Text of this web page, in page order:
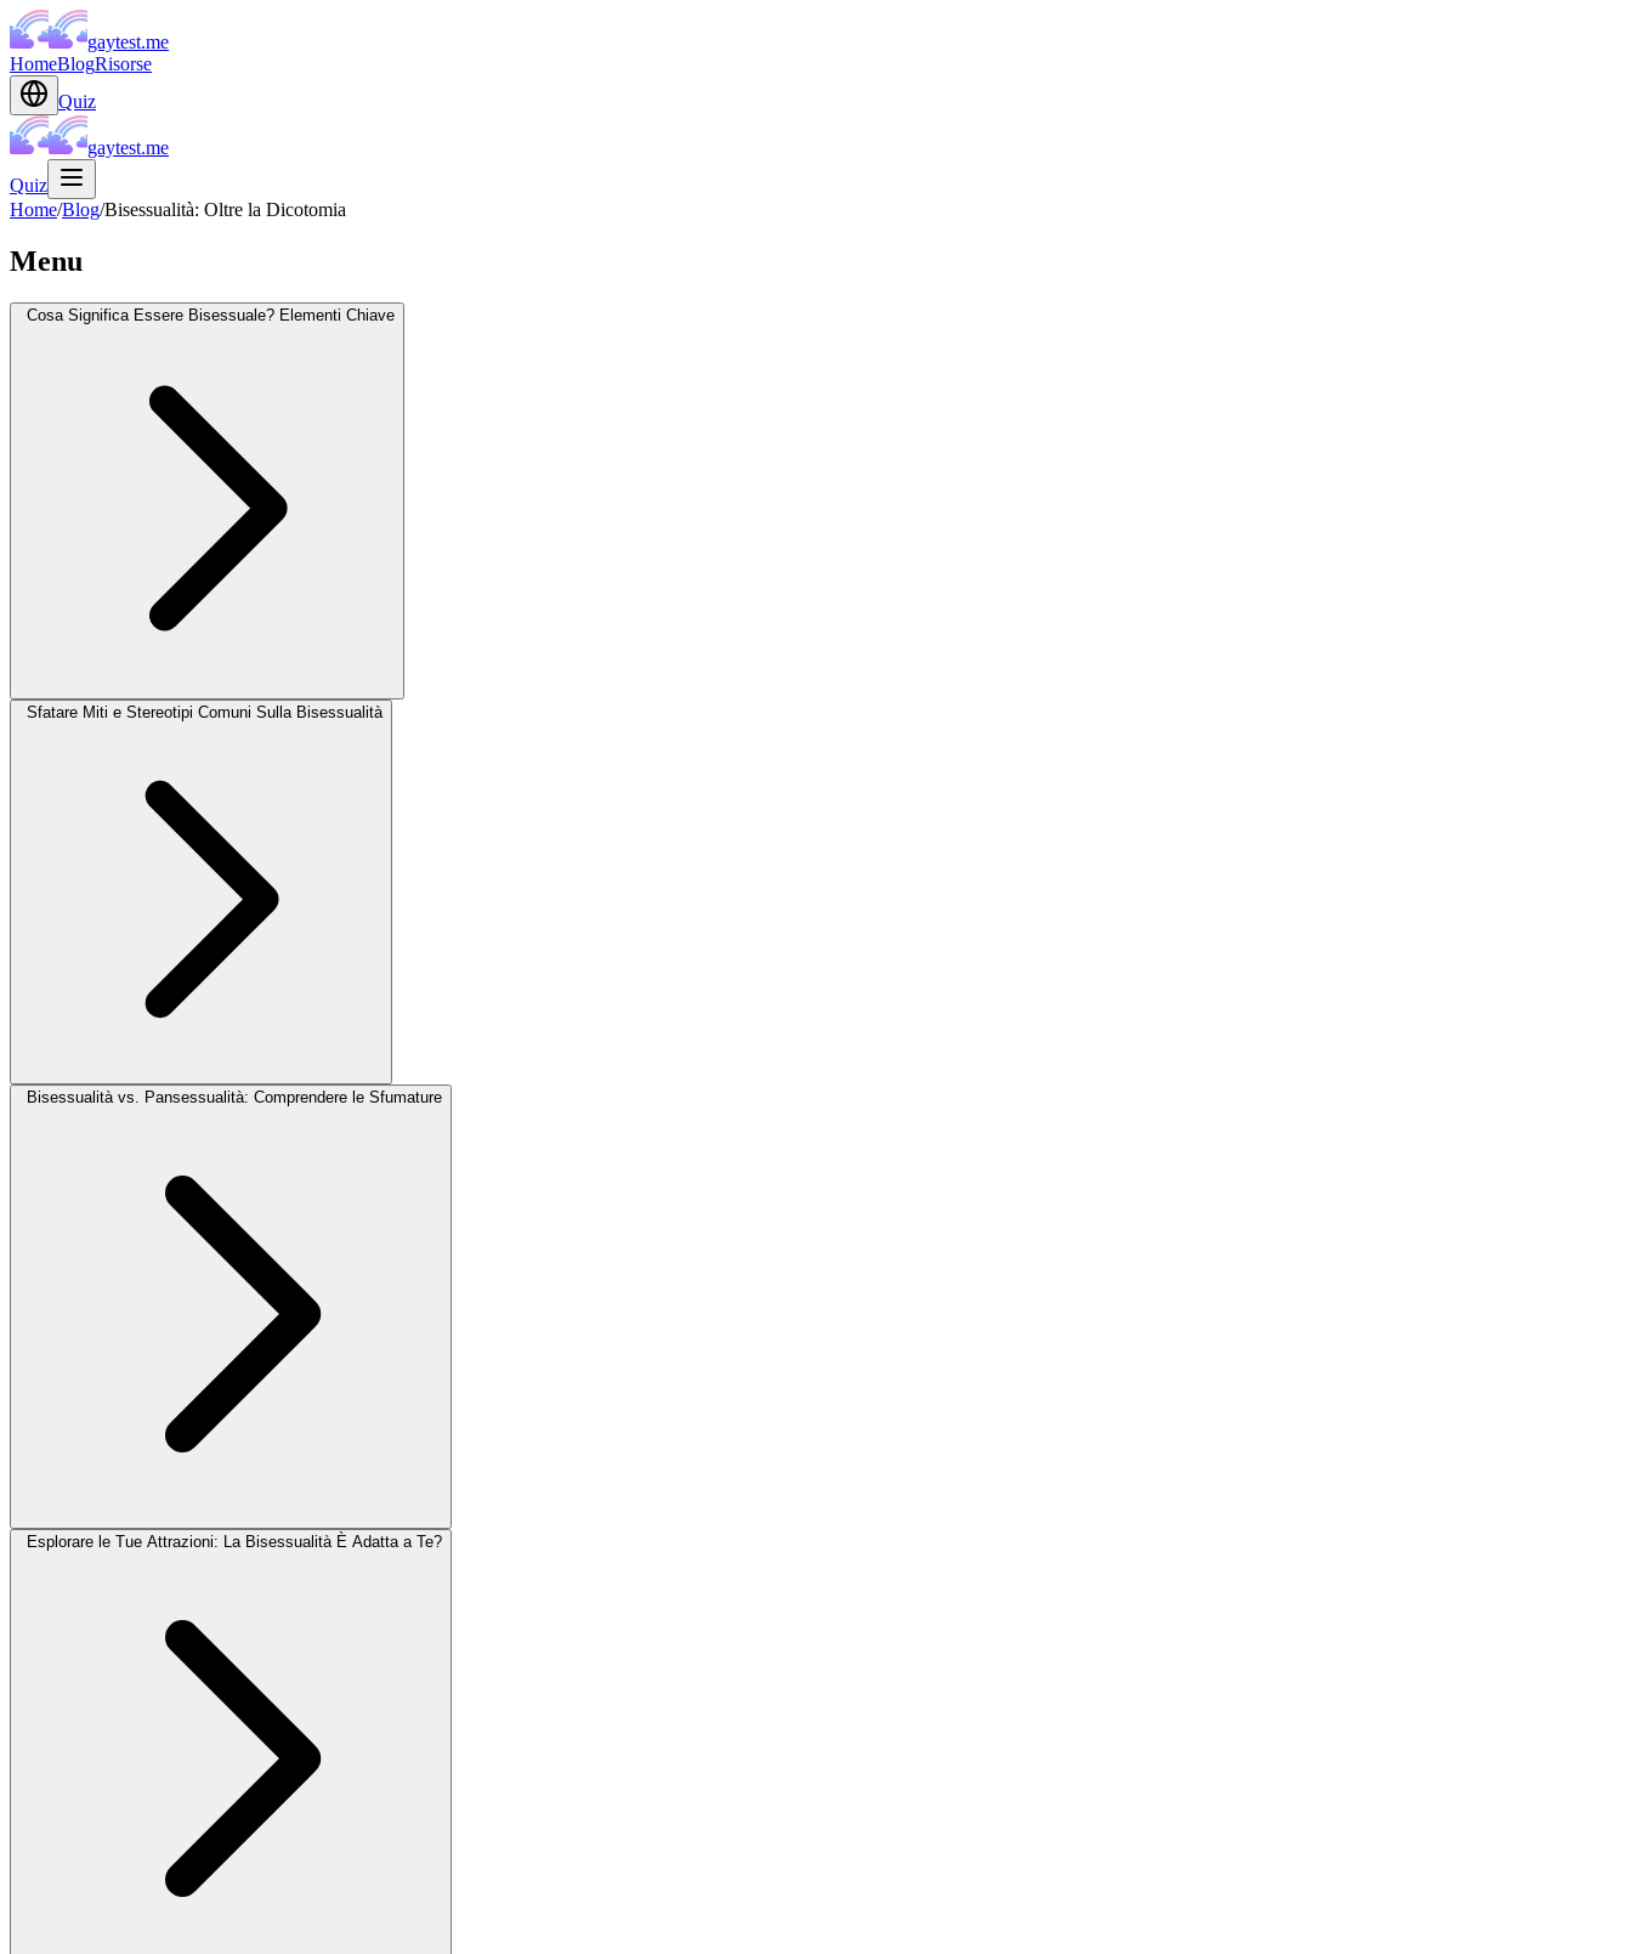
gaytest.me
HomeBlogRisorse
Quiz
gaytest.me
Quiz
Home/Blog/Bisessualità: Oltre la Dicotomia
Menu
Cosa Significa Essere Bisessuale? Elementi Chiave
Sfatare Miti e Stereotipi Comuni Sulla Bisessualità
Bisessualità vs. Pansessualità: Comprendere le Sfumature
Esplorare le Tue Attrazioni: La Bisessualità È Adatta a Te?